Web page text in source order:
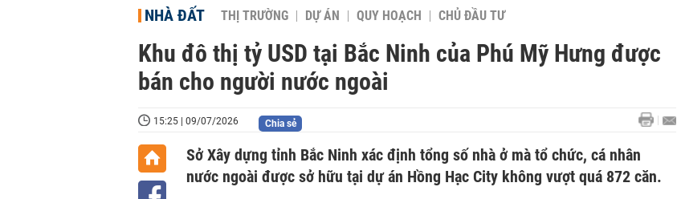
NHÀ ĐẤT THỊ TRƯỜNG DỰ ÁN QUY HOẠCH CHỦ ĐẦU TƯ
Khu đô thị tỷ USD tại Bắc Ninh của Phú Mỹ Hưng được
bán cho người nước ngoài
15:25 | 09/07/2026 Chia sẻ
Sở Xây dựng tỉnh Bắc Ninh xác định tổng số nhà ở mà tổ chức, cá nhân
nước ngoài được sở hữu tại dự án Hồng Hạc City không vượt quá 872 căn.